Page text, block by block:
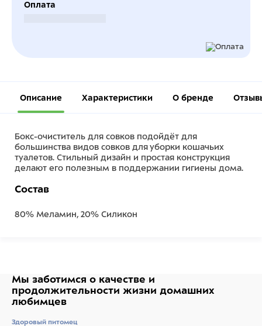
Оплата
Описание Характеристики О бренде
Бокс-очиститель для совков подойдёт для
большинства видов совков для уборки кошачьих
туалетов. Стильный дизайн и простая конструкция
делают его полезным в поддержании гигиены дома.
Состав
80% Меламин, 20% Силикон
Мы заботимся о качестве и
продолжительности жизни домашних
любимцев
Здоровый питомец